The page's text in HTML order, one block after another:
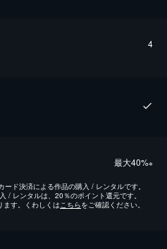
4
最⼤40%※
ド決済による作品の購入 / レンタルです。
/ レンタルは、20％のポイント還元です。
ます。くわしくはこちらをご確認ください。